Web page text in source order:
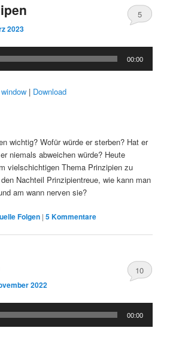
2023
5
00:00
| Download
wichtig? Wofür würde er sterben? Hat er
niemals abweichen würde? Heute
vielschichtigen Thema Prinzipien zu
Nachteil Prinzipientreue, wie kann man
am wann nerven sie?
Folgen |5Kommentare
2022
10
00:00